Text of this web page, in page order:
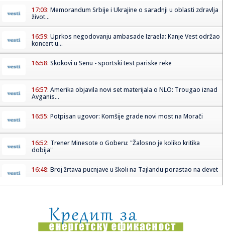
17:03: Memorandum Srbije i Ukrajine o saradnji u oblasti zdravlja
život...
16:59: Uprkos negodovanju ambasade Izraela: Kanje Vest održao
koncert u...
16:58: Skokovi u Senu - sportski test pariske reke
16:57: Amerika objavila novi set materijala o NLO: Trougao iznad
Avganis...
16:55: Potpisan ugovor: Komšije grade novi most na Morači
16:52: Trener Minesote o Goberu: "Žalosno je koliko kritika
dobija"
16:48: Broj žrtava pucnjave u školi na Tajlandu porastao na devet
16:43:Haos kod Omana: Nepoznati projektil pogodio brod FOTO